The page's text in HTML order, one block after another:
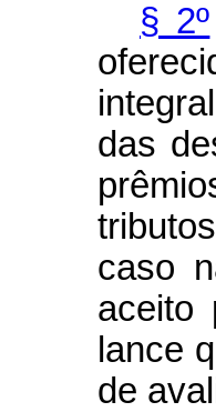
§ 2º
das
caso
aceito
lance
de